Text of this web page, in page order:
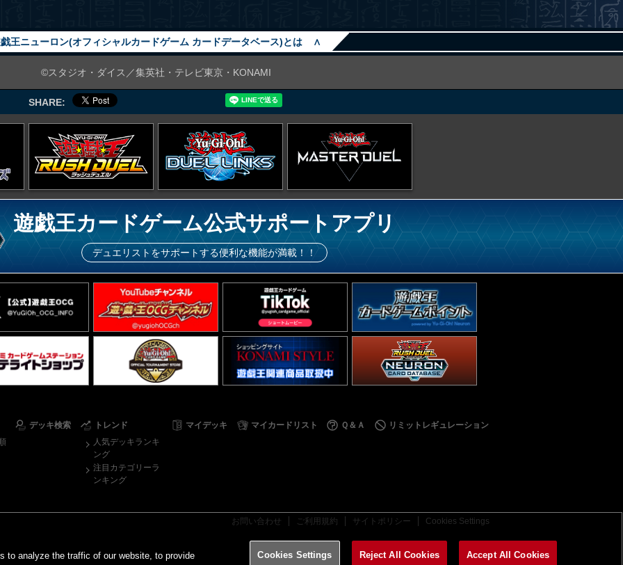
王ニューロン(オフィシャルカードゲーム カードデータベース)とは ∧
©スタジオ・ダイス／集英社・テレビ東京・KONAMI
SHARE:
遊戯王カードゲーム公式サポートアプリ
デュエリストをサポートする便利な機能が満載！！
デッキ検索
トレンド
人気デッキランキ
ング
注目カテゴリーラ
ンキング
マイデッキ マイカードリスト Ｑ＆Ａ リミットレギュレーション
お問い合わせ ご利用規約 サイトポリシー Cookies Settings
to analyze the traffic of our website, to provide
Cookies Settings Reject All Cookies Accept All Cookies